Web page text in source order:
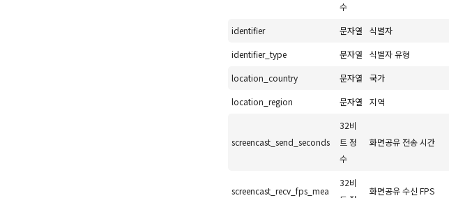
수
identifier 문자열
식별자
identifier_type
문자열 식별자 유형
location_country
문자열
국가
location_region
문자열 지역
screencast_send_seconds
32비
트 정
수
화면공유 전송 시간
screencast_recv_fps_mea
32비
화면공유 수신 FPS